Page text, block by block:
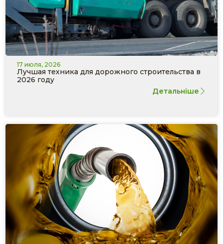
17 июля, 2026
Лучшая техника для дорожного строительства в
2026 году
Детальніше